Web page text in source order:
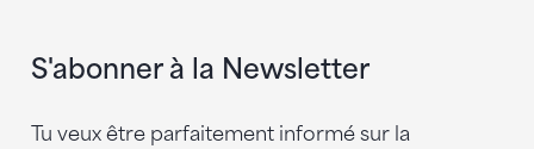
S'abonner à la Newsletter
Tu veux être parfaitement informé sur la